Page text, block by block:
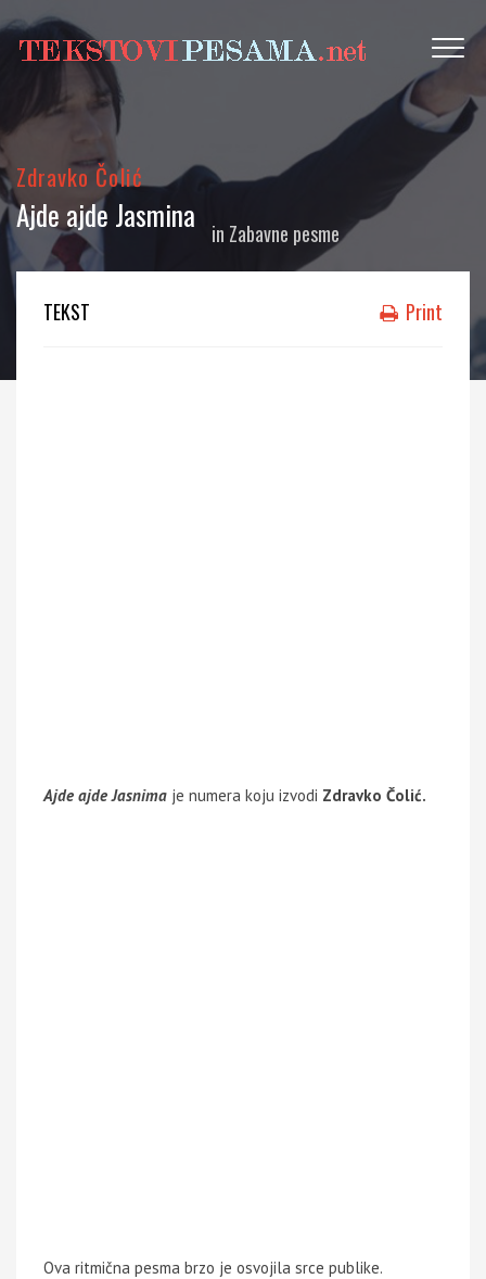
Zdravko Čolić
Ajde ajde Jasmina in Zabavne pesme
TEKST Print
Ajde ajde Jasnima je numera koju izvodi Zdravko Čolić.
Ova ritmična pesma brzo je osvojila srce publike.